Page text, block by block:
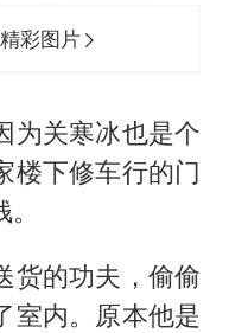
彩图片
为关寒冰也是个
楼下修车行的门
货的功夫，偷偷
室内。原本他是